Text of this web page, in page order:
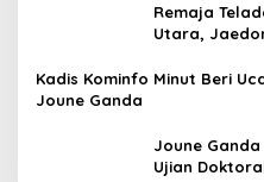
Remaja
Utara,
Kadis Kominfo Minut Beri
Joune Ganda
Joune
Ujian